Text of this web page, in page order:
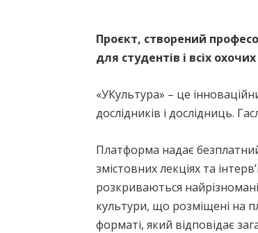
Проєкт, створений
для студентів і всіх
«УКультура» – це
дослідників і дослідниць.
Платформа надає безплатний
змістовних лекціях та
розкриваються
культури, що розміщені на
форматі, який відповідає